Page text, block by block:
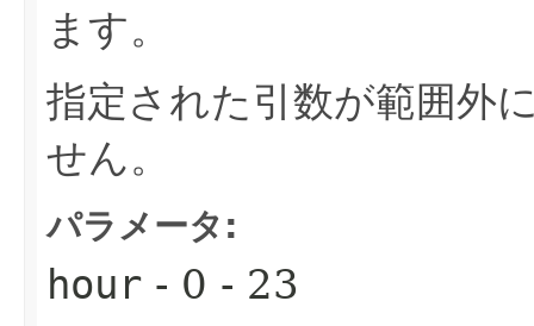
ます。
指定された引数が範囲外
せん。
パラメータ:
hour - 0 - 23